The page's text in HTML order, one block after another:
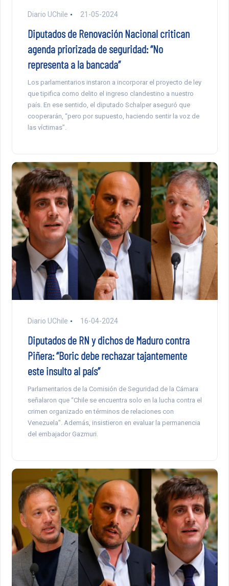
Diario UChile 21-05-2024
Diputados de Renovación Nacional critican
agenda priorizada de seguridad: “No
representa a la bancada”
Los parlamentarios instaron a incorporar el proyecto de ley
que tipifica como delito el ingreso clandestino a nuestro
país. En ese sentido, el diputado Schalper aseguró que
cooperarán, “pero por supuesto, haciendo sentir la voz de
las víctimas”.
Diario UChile 16-04-2024
Diputados de RN y dichos de Maduro contra
Piñera: “Boric debe rechazar tajantemente
este insulto al país”
Parlamentarios de la Comisión de Seguridad de la Cámara
señalaron que “Chile se encuentra solo en la lucha contra el
crimen organizado en términos de relaciones con
Venezuela”. Además, insistieron en evaluar la permanencia
del embajador Gazmuri.